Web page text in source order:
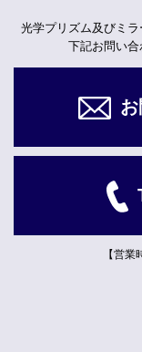
光学プリズム及びミラ
下記お問い合
【営